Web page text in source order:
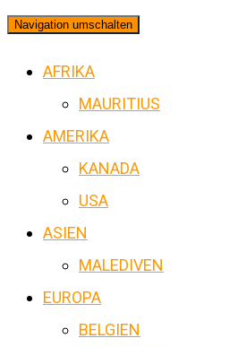
Navigation umschalten
AFRIKA
MAURITIUS
AMERIKA
KANADA
USA
ASIEN
MALEDIVEN
EUROPA
BELGIEN